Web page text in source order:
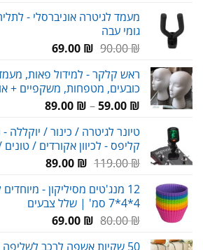
היה:
הוא:
מעמד לגיטרה אוניברסלי -
גומי עבה
90.00₪
המחיר
היה:
90.00 ₪.
69.00 ₪
המחיר
הוא:
69.00 ₪.
ראש קלקר - למידול פאות,
כובעים, מטפחות, משקפיים +
59.00 ₪
–
89.00 ₪
טווח
עד
טיונר לגיטרה / כינור / יוקללה
קליפס - לכיוון אקורדים / טונים
119.00₪
המחיר
היה:
119.00 ₪.
89.00 ₪
המחיר
הוא:
89.00 ₪.
12 מנג'טים מסיליקון -
4*4*7 סמ' | שלל צבעים
80.00₪
המחיר69.00 ₪
המחיר
50 שקיות אשפה לרכב